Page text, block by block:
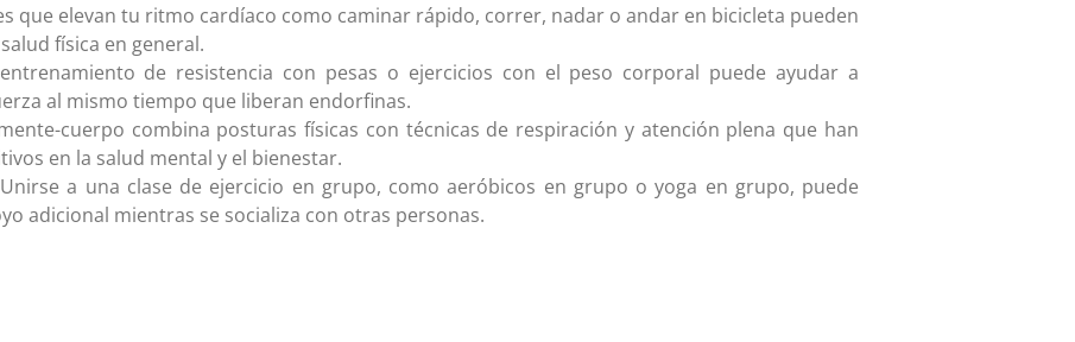
que elevan tu ritmo cardíaco como caminar rápido, correr, nadar o andar en bicicleta pueden
física en general.
de resistencia con pesas o ejercicios con el peso corporal puede ayudar a
al mismo tiempo que liberan endorfinas.
cuerpo combina posturas físicas con técnicas de respiración y atención plena que han
en la salud mental y el bienestar.
a una clase de ejercicio en grupo, como aeróbicos en grupo o yoga en grupo, puede
adicional mientras se socializa con otras personas.